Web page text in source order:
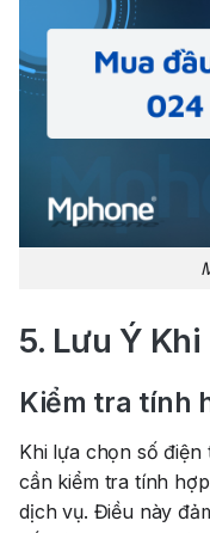
5. Lưu Ý
Kiểm tra tính
Khi lựa chọn số
cần kiểm tra tính
dịch vụ. Điều này